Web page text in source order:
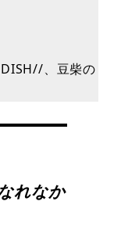
、⾖柴の
れなか